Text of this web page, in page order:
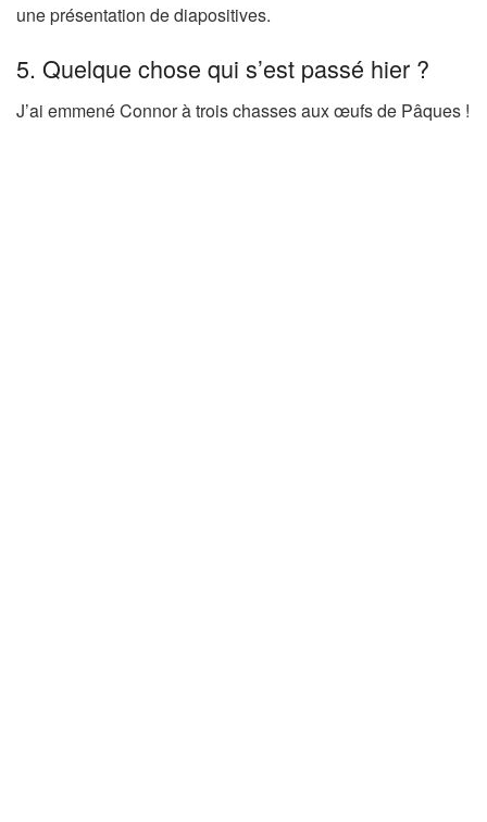
une présentation de diapositives.
5. Quelque chose qui s’est passé hier ?
J’ai emmené Connor à trois chasses aux œufs de Pâques !